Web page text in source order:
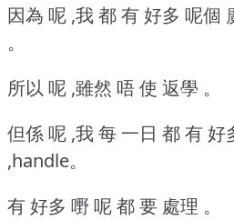
因為 呢 ,我 都 有 好多 呢個
。
所以 呢 ,雖然 唔 使 返學 。
但係 呢 ,我 每 一日 都 有 好
,handle。
有 好多 嘢 呢 都 要 處理 。